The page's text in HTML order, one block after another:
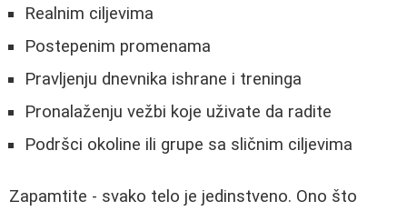
Realnim ciljevima
Postepenim promenama
Pravljenju dnevnika ishrane i treninga
Pronalaženju vežbi koje uživate da radite
Podršci okoline ili grupe sa sličnim ciljevima
Zapamtite - svako telo je jedinstveno. Ono što